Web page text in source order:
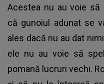
Acestea nu au voie să
că gunoiul adunat se
ales dacă nu au dat
ele nu au voie să
pomană lucruri vechi.